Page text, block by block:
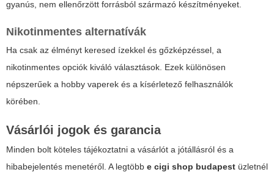
gyanús, nem ellenőrzött forrásból származó készítményeket.
Nikotinmentes alternatívák
Ha csak az élményt keresed ízekkel és gőzképzéssel, a
nikotinmentes opciók kiváló választások. Ezek különösen
népszerűek a hobby vaperek és a kísérletező felhasználók
körében.
Vásárlói jogok és garancia
Minden bolt köteles tájékoztatni a vásárlót a jótállásról és a
hibabejelentés menetéről. A legtöbb e cigi shop budapest üzletnél